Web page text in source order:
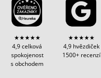
★★★★★
4,9 celková
spokojenost
s obchodem
★★★★★
4,9 hvězdiček
1500+ recenzí